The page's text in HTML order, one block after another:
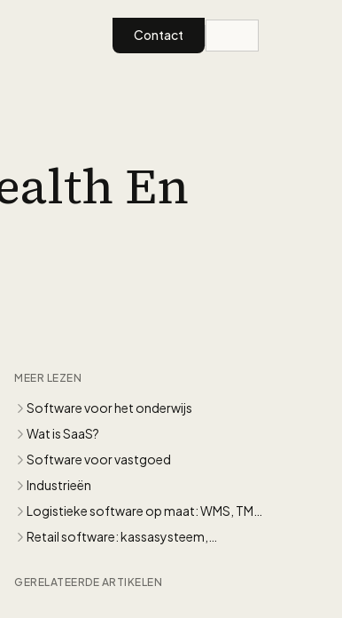
Contact
En
MEER LEZEN
Software voor het onderwijs
Wat is SaaS?
Software voor vastgoed
Industrieën
Logistieke software op maat: WMS, TMS
en supply chain
Retail software: kassasysteem,
GERELATEERDE ARTIKELEN